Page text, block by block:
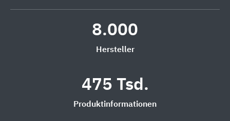
8.000
Hersteller
475 Tsd.
Produktinformationen